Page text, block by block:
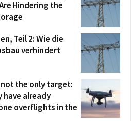
Hindering the
Teil 2: Wie die
verhindert
the only target:
have already
overflights in the